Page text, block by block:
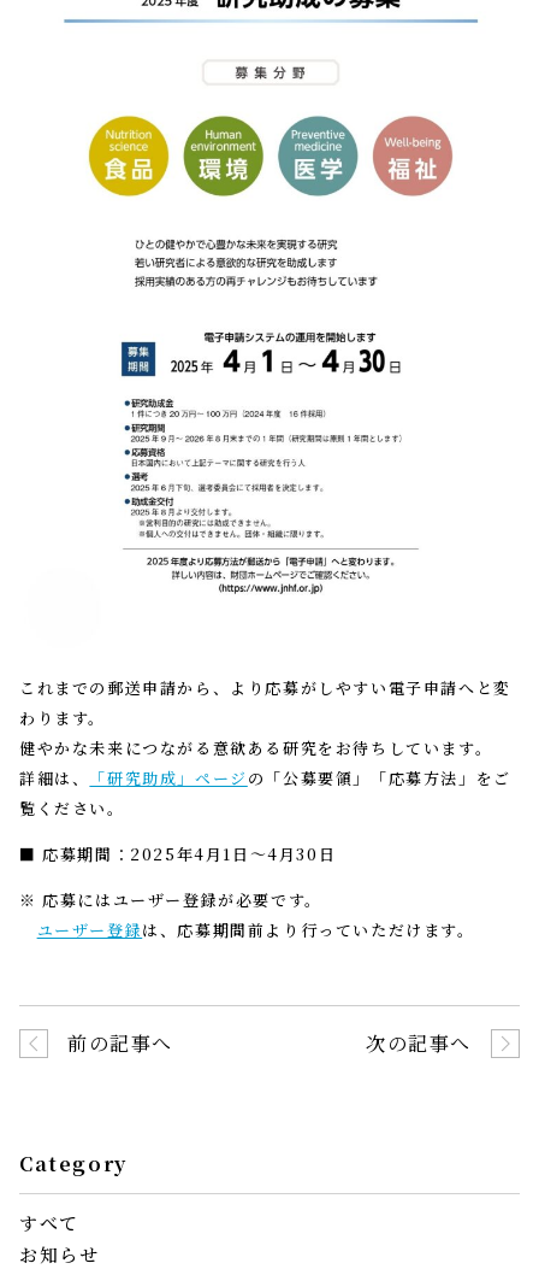
これまでの郵送申請から、より応募がしやすい電子申請へと変
わります。
健やかな未来につながる意欲ある研究をお待ちしています。
詳細は、
「研究助成」ページ の「公募要領」「応募方法」をご
覧ください。
■ 応募期間：2025年4月1日～4月30日
※ 応募にはユーザー登録が必要です。
ユーザー登録は、応募期間前より行っていただけます。
前の記事へ 次の記事へ
Category
すべて
お知らせ